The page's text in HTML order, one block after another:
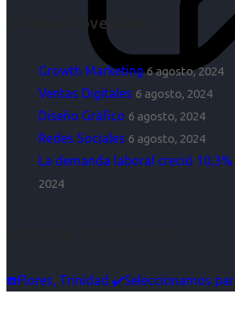
Últimas Novedades
Growth Marketing 6 agosto, 2024
Ventas Digitales 6 agosto, 2024
Diseño Gráfico 6 agosto, 2024
Redes Sociales 6 agosto, 2024
La demanda laboral creció
2024
☎️Flores, Trinidad ✔️Seleccionamos